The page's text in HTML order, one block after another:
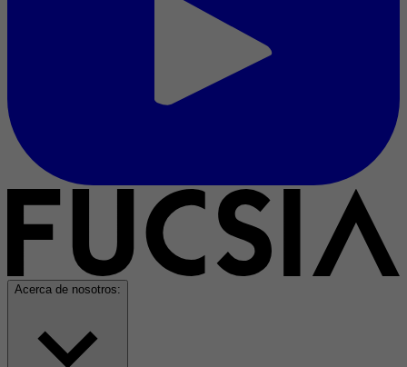
Acerca de nosotros: